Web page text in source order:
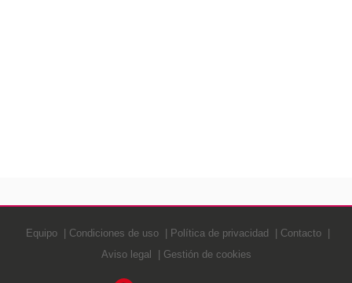
Equipo Condiciones de uso Política de privacidad
Contacto
Aviso legal
Gestión de cookies